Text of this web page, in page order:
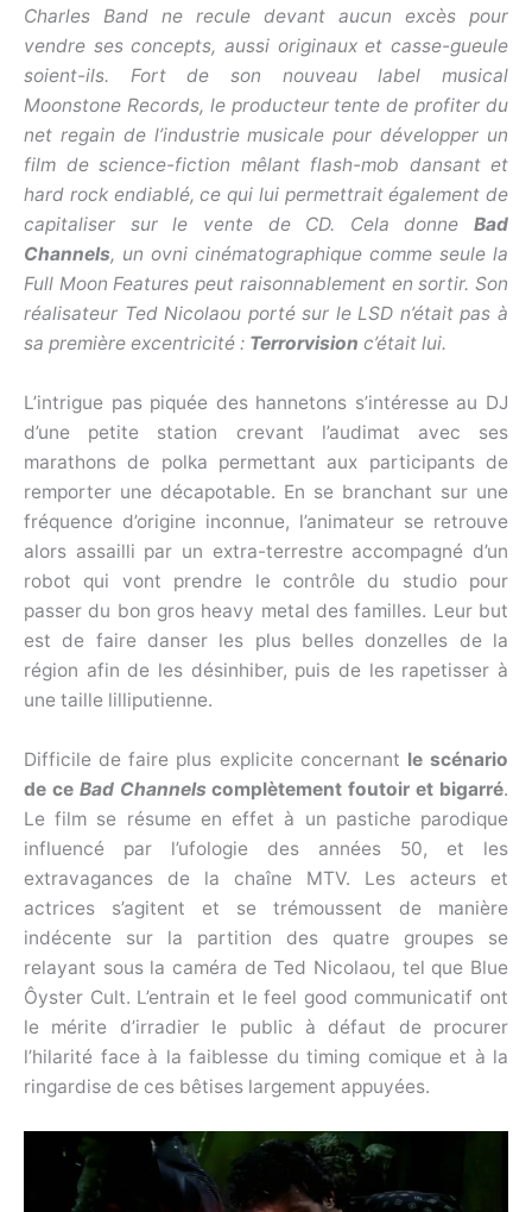
Charles Band ne recule devant aucun excès pour
vendre ses concepts, aussi originaux et casse-gueule
soient-ils. Fort de son nouveau label musical
Moonstone Records, le producteur tente de profiter du
net regain de l’industrie musicale pour développer un
film de science-fiction mêlant flash-mob dansant et
hard rock endiablé, ce qui lui permettrait également de
capitaliser sur le vente de CD. Cela donne Bad
Channels, un ovni cinématographique comme seule la
Full Moon Features peut raisonnablement en sortir. Son
réalisateur Ted Nicolaou porté sur le LSD n’était pas à
sa première excentricité : Terrorvision c’était lui.
L’intrigue pas piquée des hannetons s’intéresse au DJ
d’une petite station crevant l’audimat avec ses
marathons de polka permettant aux participants de
remporter une décapotable. En se branchant sur une
fréquence d’origine inconnue, l’animateur se retrouve
alors assailli par un extra-terrestre accompagné d’un
robot qui vont prendre le contrôle du studio pour
passer du bon gros heavy metal des familles. Leur but
est de faire danser les plus belles donzelles de la
région afin de les désinhiber, puis de les rapetisser à
une taille lilliputienne.
Difficile de faire plus explicite concernant le scénario
de ce Bad Channels complètement foutoir et bigarré.
Le film se résume en effet à un pastiche parodique
influencé par l’ufologie des années 50, et les
extravagances de la chaîne MTV. Les acteurs et
actrices s’agitent et se trémoussent de manière
indécente sur la partition des quatre groupes se
relayant sous la caméra de Ted Nicolaou, tel que Blue
Ôyster Cult. L’entrain et le feel good communicatif ont
le mérite d’irradier le public à défaut de procurer
l’hilarité face à la faiblesse du timing comique et à la
ringardise de ces bêtises largement appuyées.